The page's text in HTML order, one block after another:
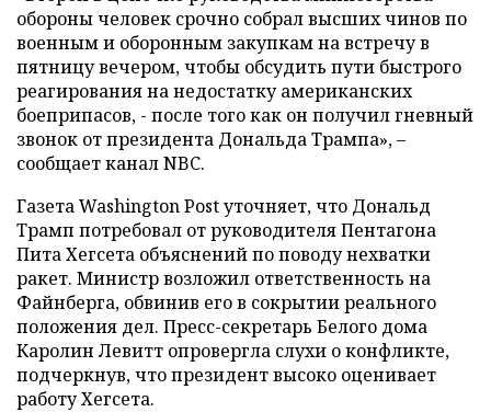
обороны человек срочно собрал высших чинов по
военным и оборонным закупкам на встречу в
пятницу вечером, чтобы обсудить пути быстрого
реагирования на недостатку американских
боеприпасов, - после того как он получил гневный
звонок от президента Дональда Трампа», –
сообщает канал NBC.
Газета Washington Post уточняет, что Дональд
Трамп потребовал от руководителя Пентагона
Пита Хегсета объяснений по поводу нехватки
ракет. Министр возложил ответственность на
Файнберга, обвинив его в сокрытии реального
положения дел. Пресс-секретарь Белого дома
Каролин Левитт опровергла слухи о конфликте,
подчеркнув, что президент высоко оценивает
работу Хегсета.